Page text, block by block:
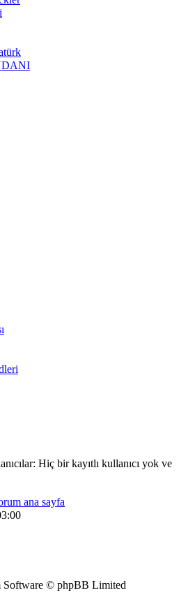
Hiç bir kayıtlı kullanıcı yok ve
ana sayfa
Software © phpBB Limited